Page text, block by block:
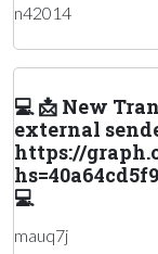
n42014
💻 📩 New
external
https://
💻
mauq7j